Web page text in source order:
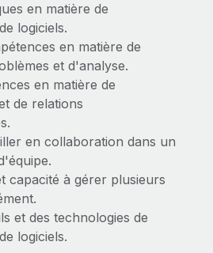
en matière de
logiciels.
en matière de
et d'analyse.
en matière de
de relations
en collaboration dans un
capacité à gérer plusieurs
et des technologies de
logiciels.